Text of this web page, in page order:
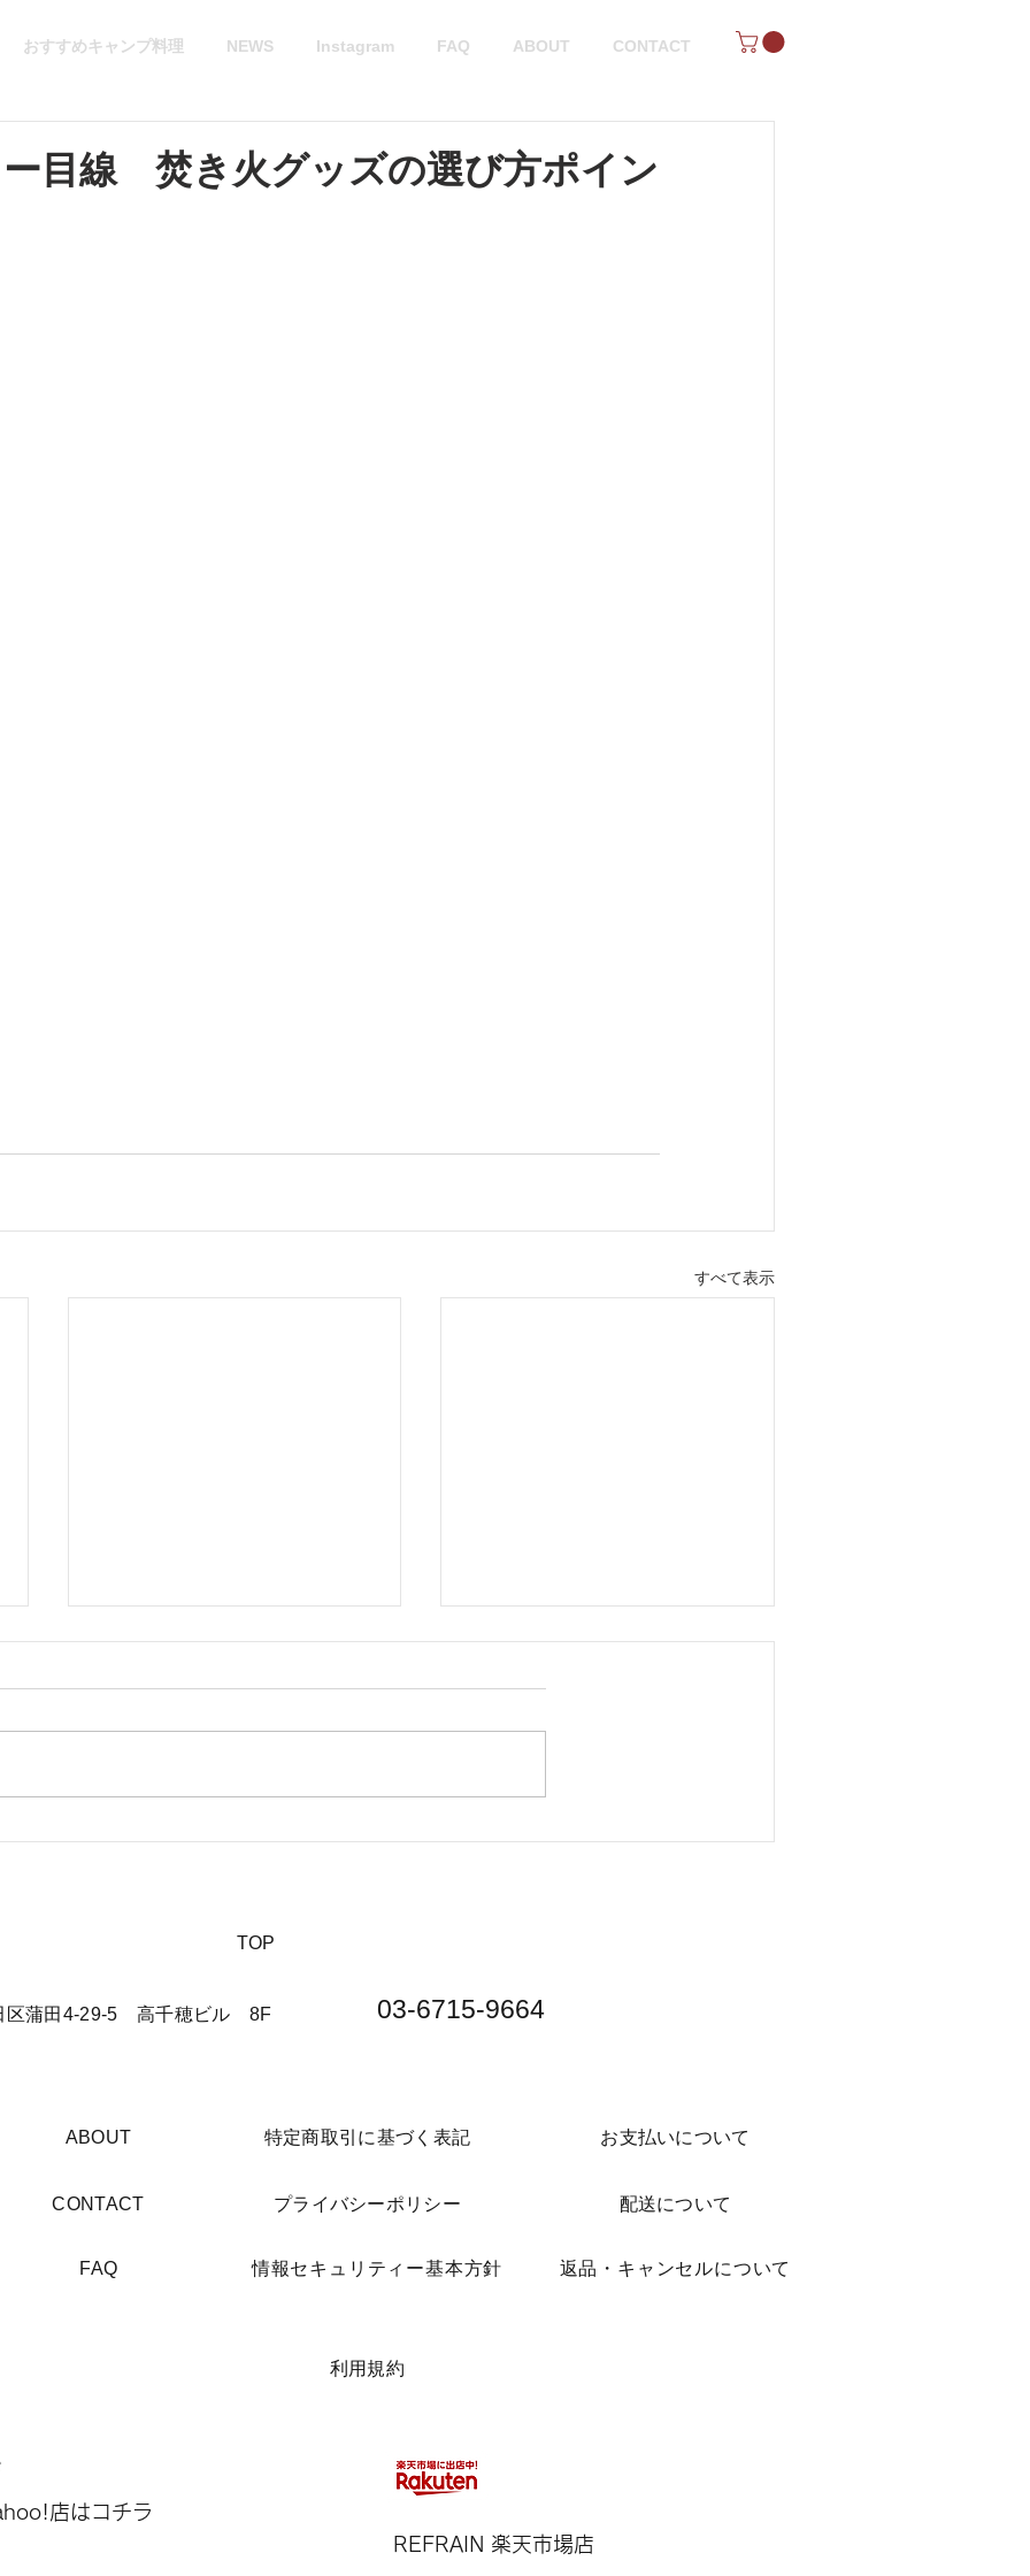
おすすめキャンプ料理 NEWS Instagram FAQ ABOUT CONTACT
目線 焚き火グッズの選び方ポイン
すべて表示
​TOP
区蒲田4-29-5 高千穂ビル 8F​ 03-6715-9664​
​ABOUT
​CONTACT
​FAQ
​特定商取引に基づく表記
​プライバシーポリシー
​情報セキュリティー基本方針
お支払いについて
配送について
​返品・キャンセルについて
​利用規約
店はコチラ
REFRAIN​ 楽天市場店